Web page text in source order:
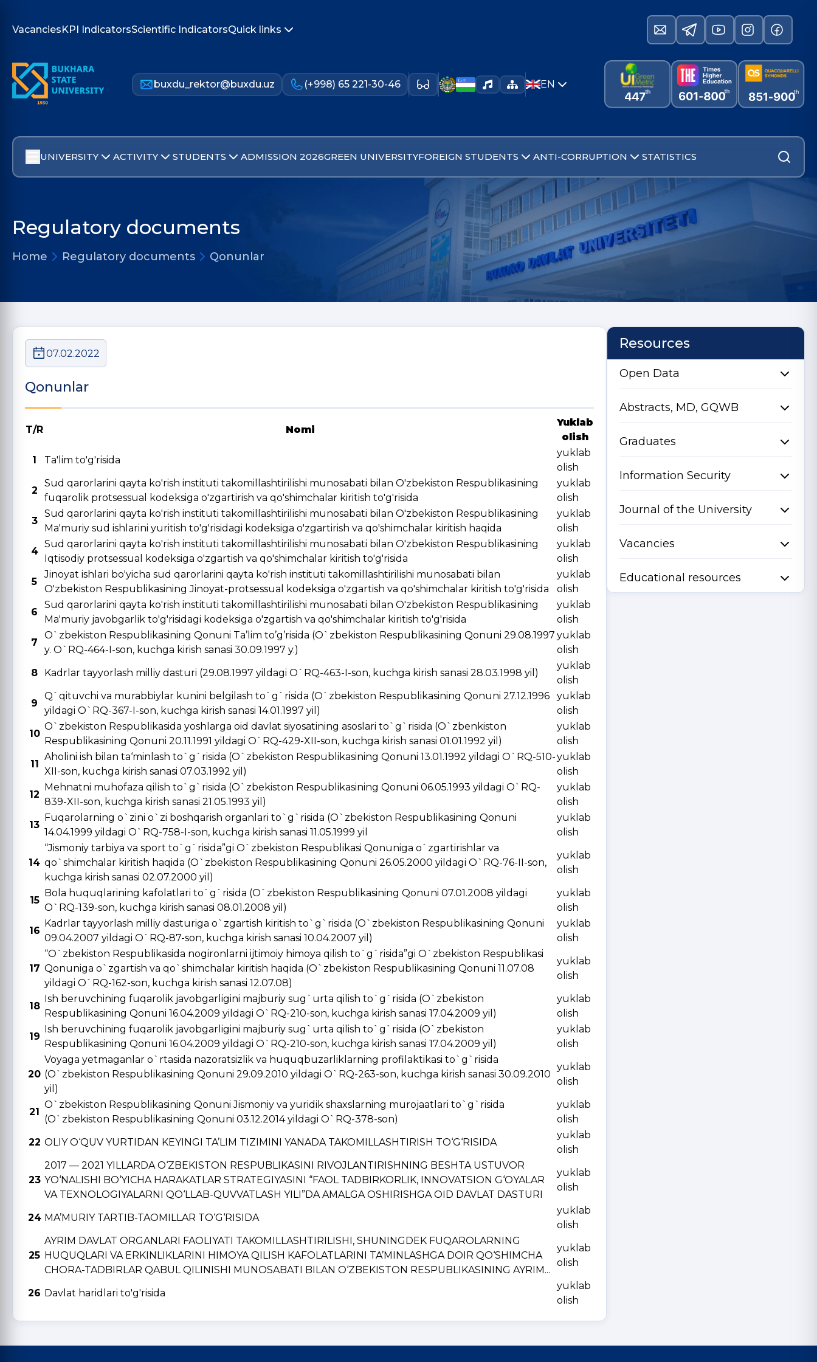
VacanciesKPI IndicatorsScientific IndicatorsQuick links
buxdu_rektor@buxdu.uz (+998) 65 221-30-46 EN
UNIVERSITY ACTIVITY STUDENTS ADMISSION 2026GREEN UNIVERSITYFOREIGN STUDENTS ANTI-CORRUPTION STATISTICS
Regulatory documents
Home Regulatory documents Qonunlar
07.02.2022
Qonunlar
T/R Nomi
Yuklab
olish
1
Ta'lim to'g'risida
yuklab
olish
2
Sud qarorlarini qayta ko'rish instituti takomillashtirilishi munosabati bilan O'zbekiston Respublikasining
fuqarolik protsessual kodeksiga o'zgartirish va qo'shimchalar kiritish to'g'risida
yuklab
olish
3
Sud qarorlarini qayta ko'rish instituti takomillashtirilishi munosabati bilan O'zbekiston Respublikasining
Ma'muriy sud ishlarini yuritish to'g'risidagi kodeksiga o'zgartirish va qo'shimchalar kiritish haqida
yuklab
olish
4
Sud qarorlarini qayta ko'rish instituti takomillashtirilishi munosabati bilan O'zbekiston Respublikasining
Iqtisodiy protsessual kodeksiga o'zgartish va qo'shimchalar kiritish to'g'risida
yuklab
olish
5
Jinoyat ishlari bo'yicha sud qarorlarini qayta ko'rish instituti takomillashtirilishi munosabati bilan
O'zbekiston Respublikasining Jinoyat-protsessual kodeksiga o'zgartish va qo'shimchalar kiritish to'g'risida
yuklab
olish
6
Sud qarorlarini qayta ko'rish instituti takomillashtirilishi munosabati bilan O'zbekiston Respublikasining
Ma'muriy javobgarlik to'g'risidagi kodeksiga o'zgartish va qo'shimchalar kiritish to'g'risida
yuklab
olish
7
O`zbekiston Respublikasining Qonuni Ta’lim to’g’risida (O`zbekiston Respublikasining Qonuni 29.08.1997
y. O`RQ-464-I-son, kuchga kirish sanasi 30.09.1997 y.)
yuklab
olish
8
Kadrlar tayyorlash milliy dasturi (29.08.1997 yildagi O`RQ-463-I-son, kuchga kirish sanasi 28.03.1998 yil)
yuklab
olish
9
Q`qituvchi va murabbiylar kunini belgilash to`g`risida (O`zbekiston Respublikasining Qonuni 27.12.1996
yildagi O`RQ-367-I-son, kuchga kirish sanasi 14.01.1997 yil)
yuklab
olish
10
O`zbekiston Respublikasida yoshlarga oid davlat siyosatining asoslari to`g`risida (O`zbenkiston
Respublikasining Qonuni 20.11.1991 yildagi O`RQ-429-XII-son, kuchga kirish sanasi 01.01.1992 yil)
yuklab
olish
11
Aholini ish bilan ta‘minlash to`g`risida (O`zbekiston Respublikasining Qonuni 13.01.1992 yildagi O`RQ-510-
XII-son, kuchga kirish sanasi 07.03.1992 yil)
yuklab
olish
12
Mehnatni muhofaza qilish to`g`risida (O`zbekiston Respublikasining Qonuni 06.05.1993 yildagi O`RQ-
839-XII-son, kuchga kirish sanasi 21.05.1993 yil)
yuklab
olish
13
Fuqarolarning o`zini o`zi boshqarish organlari to`g`risida (O`zbekiston Respublikasining Qonuni
14.04.1999 yildagi O`RQ-758-I-son, kuchga kirish sanasi 11.05.1999 yil
yuklab
olish
14
“Jismoniy tarbiya va sport to`g`risida”gi O`zbekiston Respublikasi Qonuniga o`zgartirishlar va
qo`shimchalar kiritish haqida (O`zbekiston Respublikasining Qonuni 26.05.2000 yildagi O`RQ-76-II-son,
kuchga kirish sanasi 02.07.2000 yil)
yuklab
olish
15
Bola huquqlarining kafolatlari to`g`risida (O`zbekiston Respublikasining Qonuni 07.01.2008 yildagi
O`RQ-139-son, kuchga kirish sanasi 08.01.2008 yil)
yuklab
olish
16
Kadrlar tayyorlash milliy dasturiga o`zgartish kiritish to`g`risida (O`zbekiston Respublikasining Qonuni
09.04.2007 yildagi O`RQ-87-son, kuchga kirish sanasi 10.04.2007 yil)
yuklab
olish
17
“O`zbekiston Respublikasida nogironlarni ijtimoiy himoya qilish to`g`risida”gi O`zbekiston Respublikasi
Qonuniga o`zgartish va qo`shimchalar kiritish haqida (O`zbekiston Respublikasining Qonuni 11.07.08
yildagi O`RQ-162-son, kuchga kirish sanasi 12.07.08)
yuklab
olish
18
Ish beruvchining fuqarolik javobgarligini majburiy sug`urta qilish to`g`risida (O`zbekiston
Respublikasining Qonuni 16.04.2009 yildagi O`RQ-210-son, kuchga kirish sanasi 17.04.2009 yil)
yuklab
olish
19
Ish beruvchining fuqarolik javobgarligini majburiy sug`urta qilish to`g`risida (O`zbekiston
Respublikasining Qonuni 16.04.2009 yildagi O`RQ-210-son, kuchga kirish sanasi 17.04.2009 yil)
yuklab
olish
20
Voyaga yetmaganlar o`rtasida nazoratsizlik va huquqbuzarliklarning profilaktikasi to`g`risida
(O`zbekiston Respublikasining Qonuni 29.09.2010 yildagi O`RQ-263-son, kuchga kirish sanasi 30.09.2010
yil)
yuklab
olish
21
O`zbekiston Respublikasining Qonuni Jismoniy va yuridik shaxslarning murojaatlari to`g`risida
(O`zbekiston Respublikasining Qonuni 03.12.2014 yildagi O`RQ-378-son)
yuklab
olish
22 OLIY O‘QUV YURTIDAN KЕYINGI TA’LIM TIZIMINI YANADA TAKOMILLASHTIRISH TO‘G‘RISIDA
yuklab
olish
23
2017 — 2021 YILLARDA O‘ZBЕKISTON RЕSPUBLIKASINI RIVOJLANTIRISHNING BЕSHTA USTUVOR
YO‘NALISHI BO‘YICHA HARAKATLAR STRATЕGIYASINI “FAOL TADBIRKORLIK, INNOVATSION G‘OYALAR
VA TЕXNOLOGIYALARNI QO‘LLAB-QUVVATLASH YILI”DA AMALGA OSHIRISHGA OID DAVLAT DASTURI
yuklab
olish
24 MA’MURIY TARTIB-TAOMILLAR TO‘G‘RISIDA
yuklab
olish
25
AYRIM DAVLAT ORGANLARI FAOLIYATI TAKOMILLASHTIRILISHI, SHUNINGDЕK FUQAROLARNING
HUQUQLARI VA ERKINLIKLARINI HIMOYA QILISH KAFOLATLARINI TA’MINLASHGA DOIR QO‘SHIMCHA
CHORA-TADBIRLAR QABUL QILINISHI MUNOSABATI BILAN O‘ZBЕKISTON RЕSPUBLIKASINING AYRIM...
yuklab
olish
26 Davlat haridlari to'g'risida
yuklab
olish
Resources
Open Data
Abstracts, MD, GQWB
Graduates
Information Security
Journal of the University
Vacancies
Educational resources